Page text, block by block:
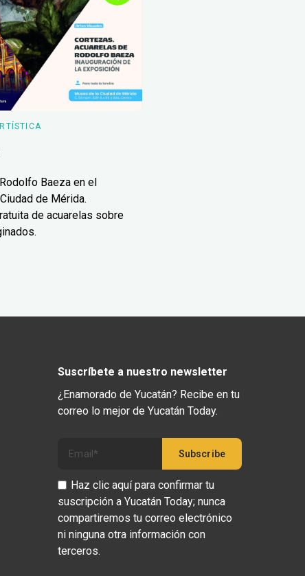
Baeza en el
de Mérida.
de acuarelas sobre
Suscríbete a nuestro newsletter
¿Enamorado de Yucatán? Recibe en tu
correo lo mejor de Yucatán Today.
Haz clic aquí para confirmar tu
suscripción a Yucatán Today; nunca
compartiremos tu correo electrónico
ni ninguna otra información con
terceros.